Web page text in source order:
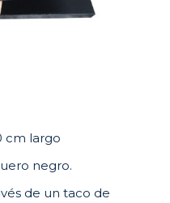
cm largo
negro.
de un taco de